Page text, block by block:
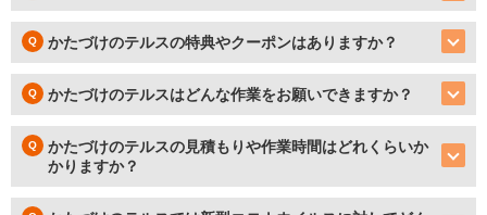
かたづけのテルスの特典やクーポンはありますか？
かたづけのテルスはどんな作業をお願いできますか？
かたづけのテルスの見積もりや作業時間はどれくらいか
かりますか？